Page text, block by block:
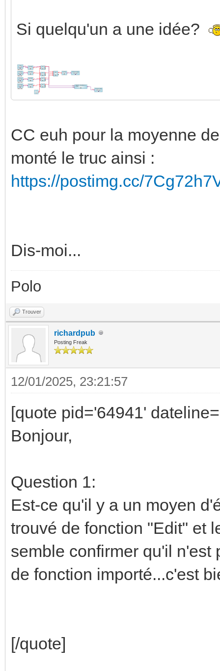
Si quelqu'un a une idée?
CC euh pour la moyenne
monté le truc ainsi :
https://postimg.cc/
Dis-moi...
Polo
Trouver
richardpub
Posting Freak
12/01/2025, 23:21:57
[quote pid='64941'
Bonjour,
Question 1:
Est-ce qu'il y a un moyen
trouvé de fonction "Edit" et
semble confirmer qu'il
de fonction importé...c'est
[/quote]